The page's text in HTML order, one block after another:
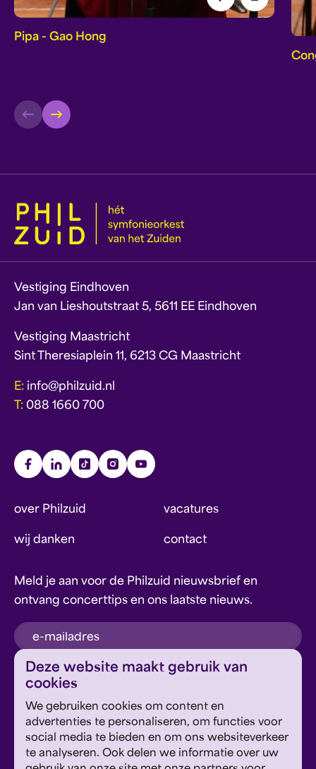
Deze website maakt gebruik van
cookies
We gebruiken cookies om content en
advertenties te personaliseren, om functies voor
social media te bieden en om ons websiteverkeer
te analyseren. Ook delen we informatie over uw
Pipa - Gao Hong
Vestiging Eindhoven
Jan van Lieshoutstraat 5, 5611 EE Eindhoven
Vestiging Maastricht
Sint Theresiaplein 11, 6213 CG Maastricht
E: info@philzuid.nl
T: 088 1660 700
over Philzuid vacatures
wij danken contact
Meld je aan voor de Philzuid nieuwsbrief en
ontvang concerttips en ons laatste nieuws.
inschrijven
Google's Privacyverklaring en Servicevoorwaarden
van toepassing.
Geef om Philzuid en steun ons!
steun ons